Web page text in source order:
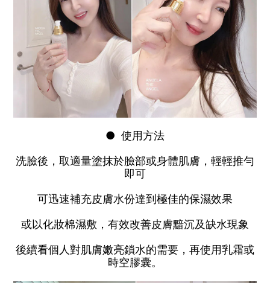
● 使用方法
洗臉後，取適量塗抹於臉部或身體肌膚，輕輕推勻
即可
可迅速補充皮膚水份達到極佳的保濕效果
或以化妝棉濕敷，有效改善皮膚黯沉及缺水現象
後續看個人對肌膚嫩亮鎖水的需要，再使用乳霜或
時空膠囊。